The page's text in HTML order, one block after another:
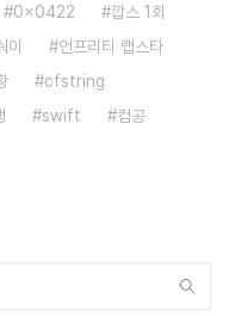
0x0422
깝스 1회
이
언프리티 랩스타
cfstring
swift 컴공